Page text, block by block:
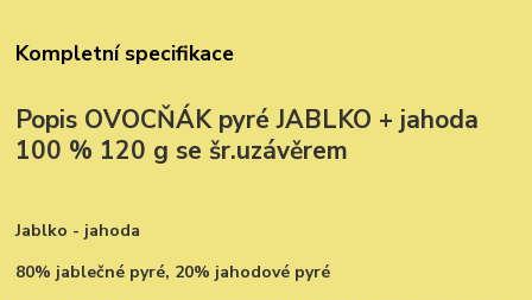
Kompletní specifikace
Popis OVOCŇÁK pyré JABLKO + jahoda
100 % 120 g se šr.uzávěrem
Jablko - jahoda
80% jablečné pyré, 20% jahodové pyré